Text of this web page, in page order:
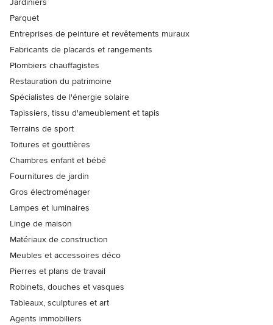
Jardiniers
Parquet
Entreprises de peinture et revêtements muraux
Fabricants de placards et rangements
Plombiers chauffagistes
Restauration du patrimoine
Spécialistes de l'énergie solaire
Tapissiers, tissu d'ameublement et tapis
Terrains de sport
Toitures et gouttières
Chambres enfant et bébé
Fournitures de jardin
Gros électroménager
Lampes et luminaires
Linge de maison
Matériaux de construction
Meubles et accessoires déco
Pierres et plans de travail
Robinets, douches et vasques
Tableaux, sculptures et art
Agents immobiliers